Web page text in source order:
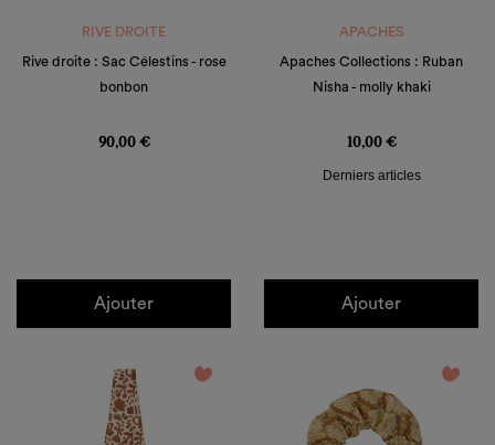
RIVE DROITE
Rive droite : Sac Célestins - rose
bonbon
90,00 €
Ajouter
APACHES
Apaches Collections : Ruban
Nisha - molly khaki
10,00 €
Derniers articles
Ajouter
favorite_border favorite_border